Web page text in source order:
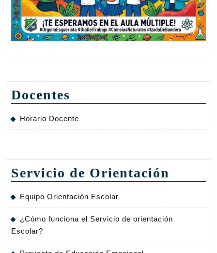
Docentes
Horario Docente
Servicio de Orientación
Equipo Orientación Escolar
¿Cómo funciona el Servicio de orientación
Escolar?